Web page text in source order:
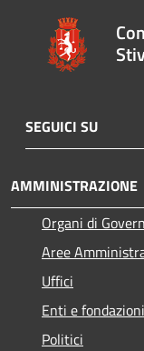
SEGUICI SU
AMMINISTRAZIONE
Organi di
Aree
Uffici
Enti e fondazioni
Politici